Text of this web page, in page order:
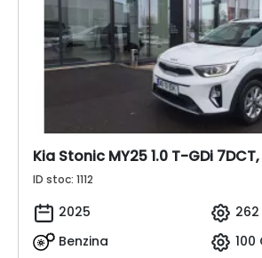
Kia Stonic MY25 1.0 T-GDi
ID stoc: 1112
2025
Benzina
100